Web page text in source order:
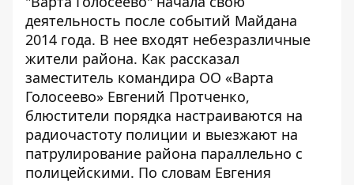
деятельность после событий Майдана
2014 года. В нее входят небезразличные
жители района. Как рассказал
заместитель командира ОО «Варта
Голосеево» Евгений Протченко,
блюстители порядка настраиваются на
радиочастоту полиции и выезжают на
патрулирование района параллельно с
полицейскими. По словам Евгения